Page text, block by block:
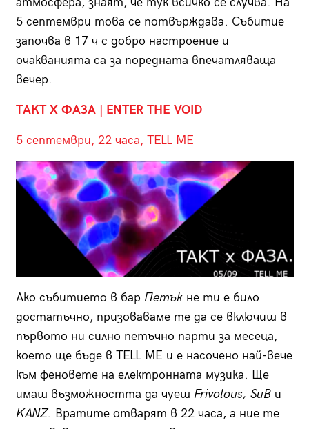
5 септември това се потвърждава. Събитие
започва в 17 ч с добро настроение и
очакванията са за поредната впечатляваща
вечер.
ТАКТ Х ФАЗА ­| ENTER THE VOID
5 септември, 22 часа, TELL ME
Ако събитието в бар Петък не ти е било
достатъчно, призоваваме те да се включиш в
първото ни силно петъчно парти за месеца,
което ще бъде в TELL ME и е насочено най-вече
към феновете на електронната музика. Ще
имаш възможността да чуеш Frivolous, SuB и
KANZ. Вратите отварят в 22 часа, а ние те